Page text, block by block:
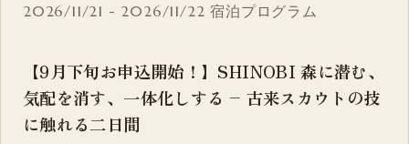
2026/11/21 - 2026/11/22宿泊プログラム
【9月下旬お申込開始！】SHINOBI 森に潜む、
気配を消す、一体化しする – 古来スカウトの技
に触れる二日間